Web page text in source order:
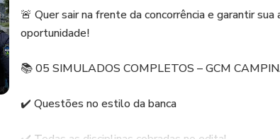
🚨 Quer sair na frente da concorrência e garantir
oportunidade!
📚 05 SIMULADOS COMPLETOS – GCM
✔️ Questões no estilo da banca